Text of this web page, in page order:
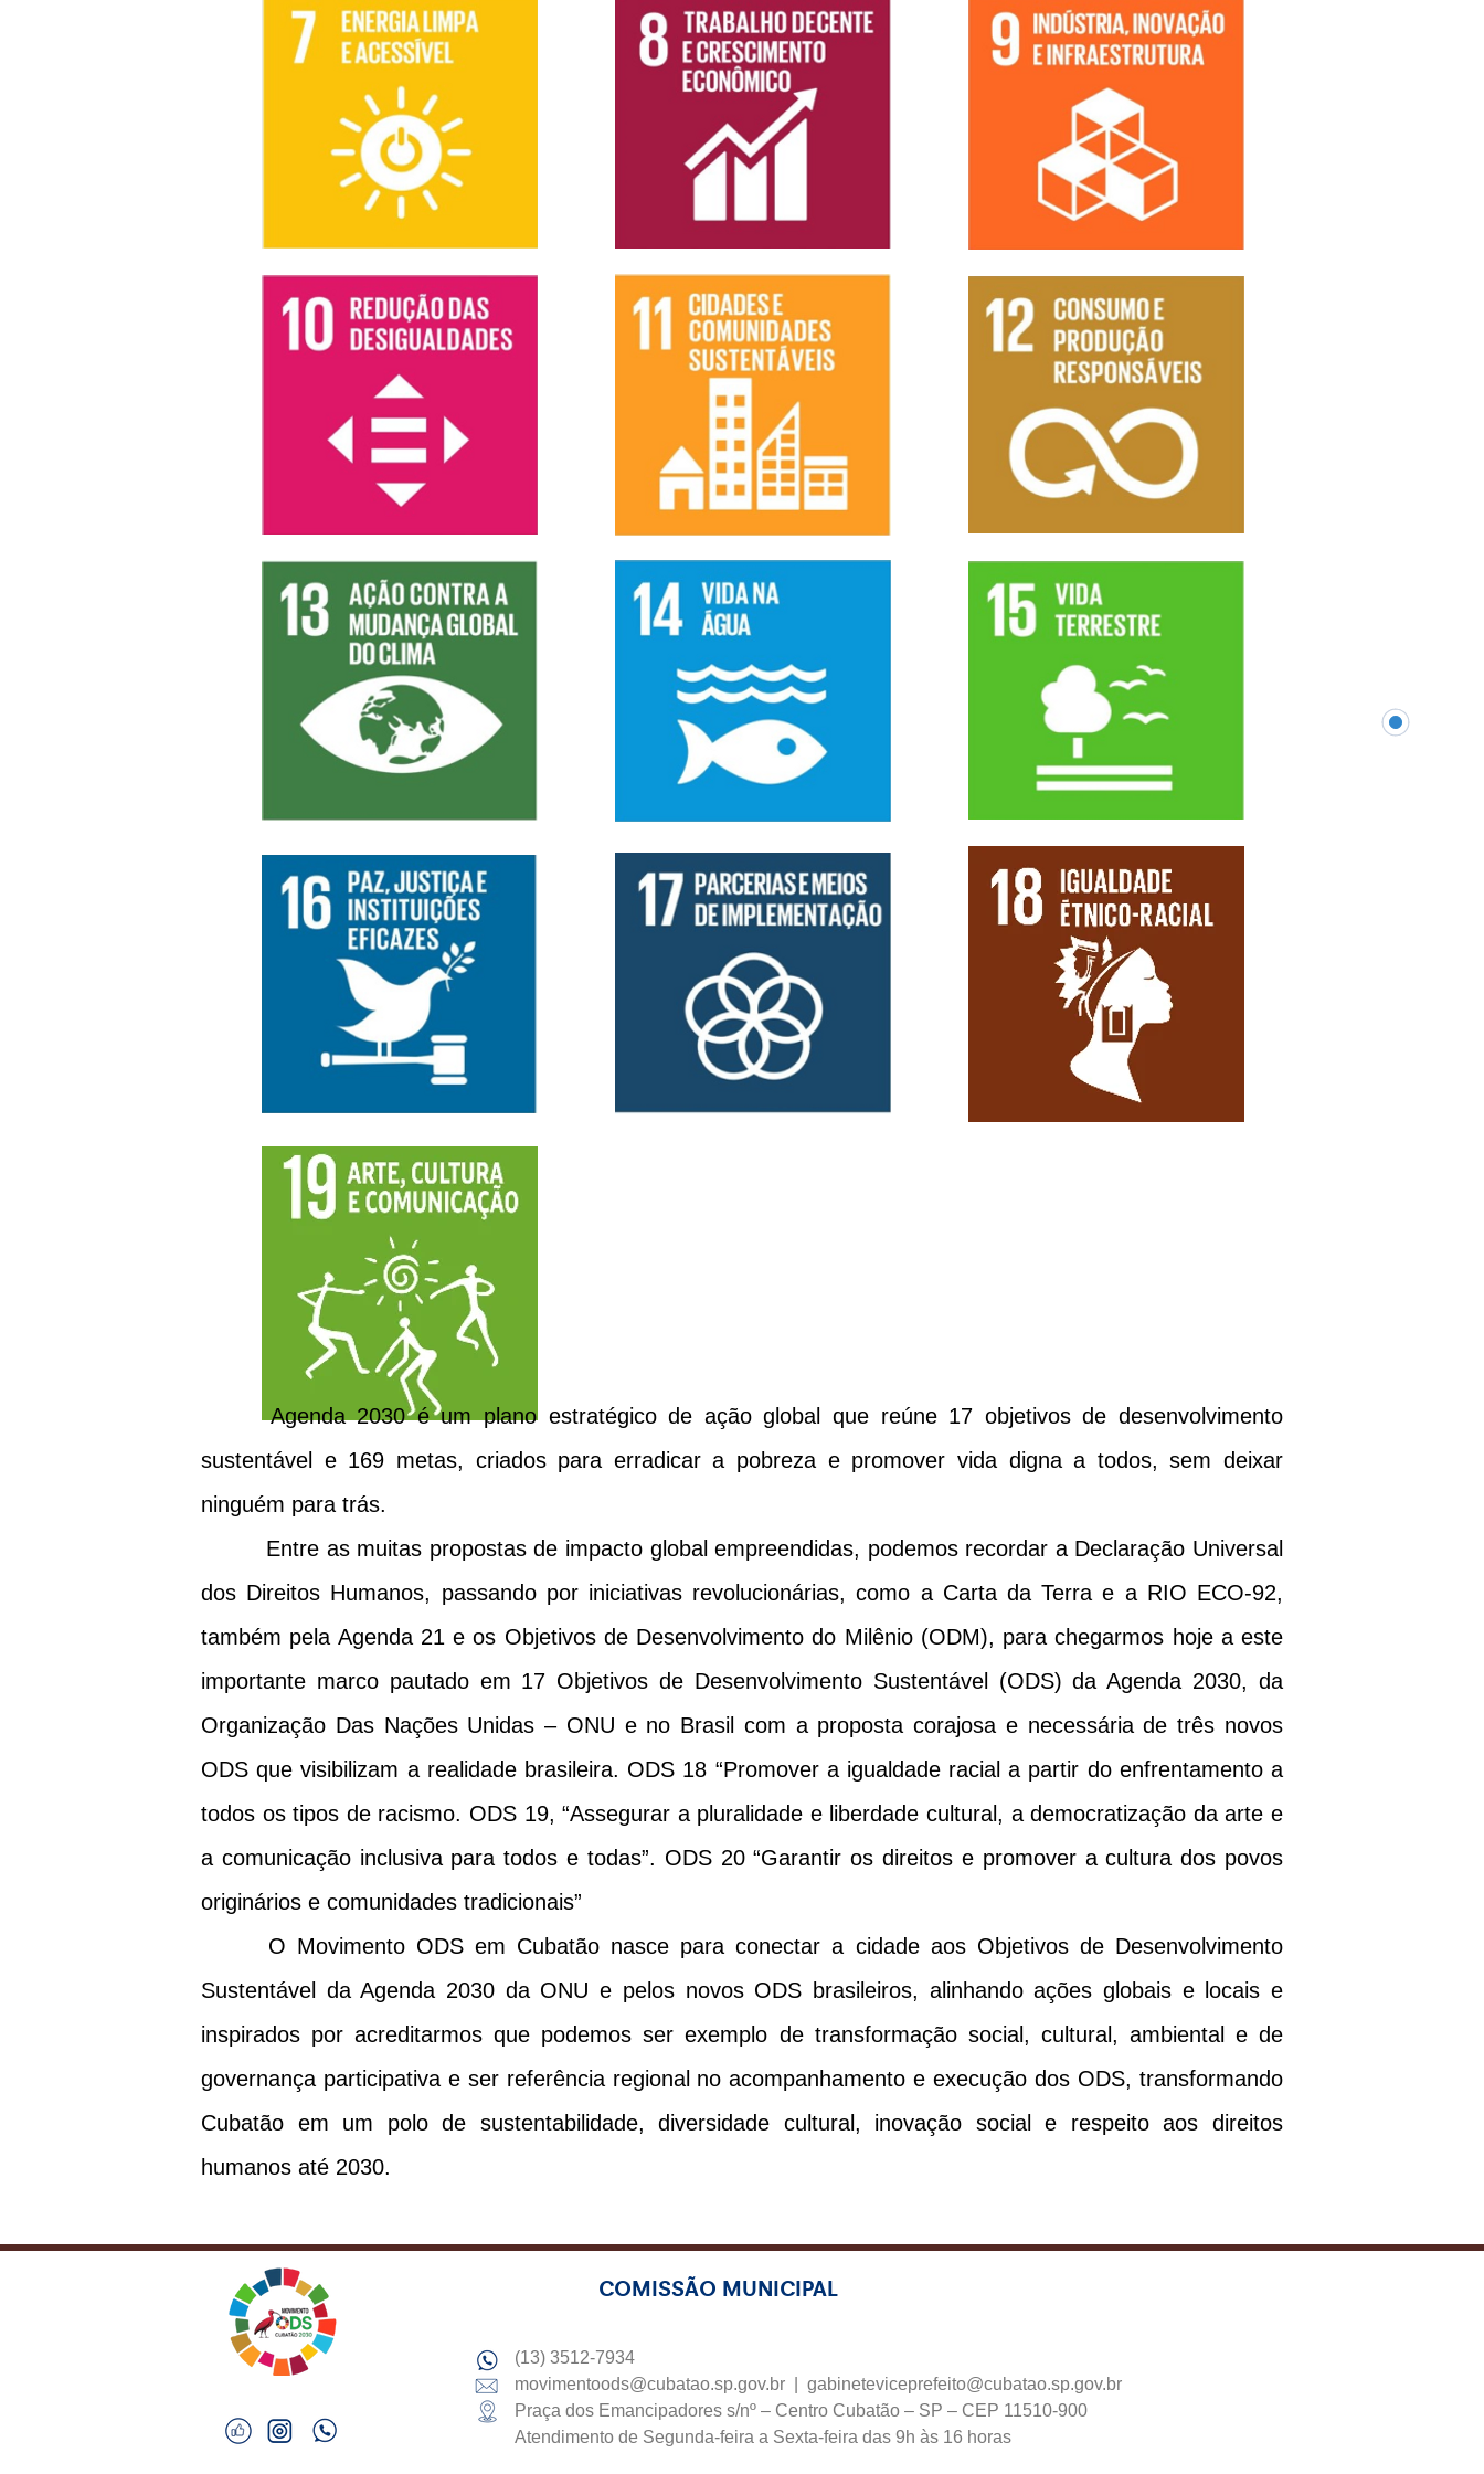
Agenda 2030 é um plano estratégico de ação global que reúne 17 objetivos de desenvolvimento
sustentável e 169 metas, criados para erradicar a pobreza e promover vida digna a todos, sem deixar
ninguém para trás.
Entre as muitas propostas de impacto global empreendidas, podemos recordar a Declaração Universal
dos Direitos Humanos, passando por iniciativas revolucionárias, como a Carta da Terra e a RIO ECO-92,
também pela Agenda 21 e os Objetivos de Desenvolvimento do Milênio (ODM), para chegarmos hoje a este
importante marco pautado em 17 Objetivos de Desenvolvimento Sustentável (ODS) da Agenda 2030, da
Organização Das Nações Unidas – ONU e no Brasil com a proposta corajosa e necessária de três novos
ODS que visibilizam a realidade brasileira. ODS 18 “Promover a igualdade racial a partir do enfrentamento a
todos os tipos de racismo. ODS 19, “Assegurar a pluralidade e liberdade cultural, a democratização da arte e
a comunicação inclusiva para todos e todas”. ODS 20 “Garantir os direitos e promover a cultura dos povos
originários e comunidades tradicionais”
O Movimento ODS em Cubatão nasce para conectar a cidade aos Objetivos de Desenvolvimento
Sustentável da Agenda 2030 da ONU e pelos novos ODS brasileiros, alinhando ações globais e locais e
inspirados por acreditarmos que podemos ser exemplo de transformação social, cultural, ambiental e de
governança participativa e ser referência regional no acompanhamento e execução dos ODS, transformando
Cubatão em um polo de sustentabilidade, diversidade cultural, inovação social e respeito aos direitos
humanos até 2030.
COMISSÃO MUNICIPAL
(13) 3512-7934
movimentoods@cubatao.sp.gov.br
gabineteviceprefeito@cubatao.sp.gov.br
Praça dos Emancipadores s/nº – Centro Cubatão – SP – CEP 11510-900
Atendimento de Segunda-feira a Sexta-feira das 9h às 16 horas